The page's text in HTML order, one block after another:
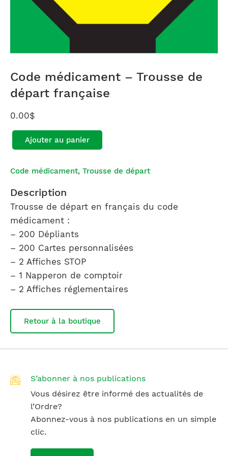
Code médicament – Trousse de
départ française
0.00$
Ajouter au panier
Code médicament, Trousse de départ
Description
Trousse de départ en français du code
médicament :
– 200 Dépliants
– 200 Cartes personnalisées
– 2 Affiches STOP
– 1 Napperon de comptoir
– 2 Affiches réglementaires
Retour à la boutique
S’abonner à nos publications
Vous désirez être informé des actualités de
l’Ordre?
Abonnez-vous à nos publications en un simple
clic.